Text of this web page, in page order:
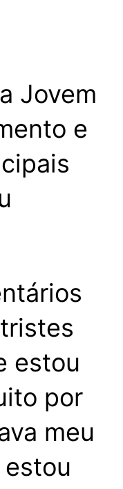
Jovem
e
estou
por
meu